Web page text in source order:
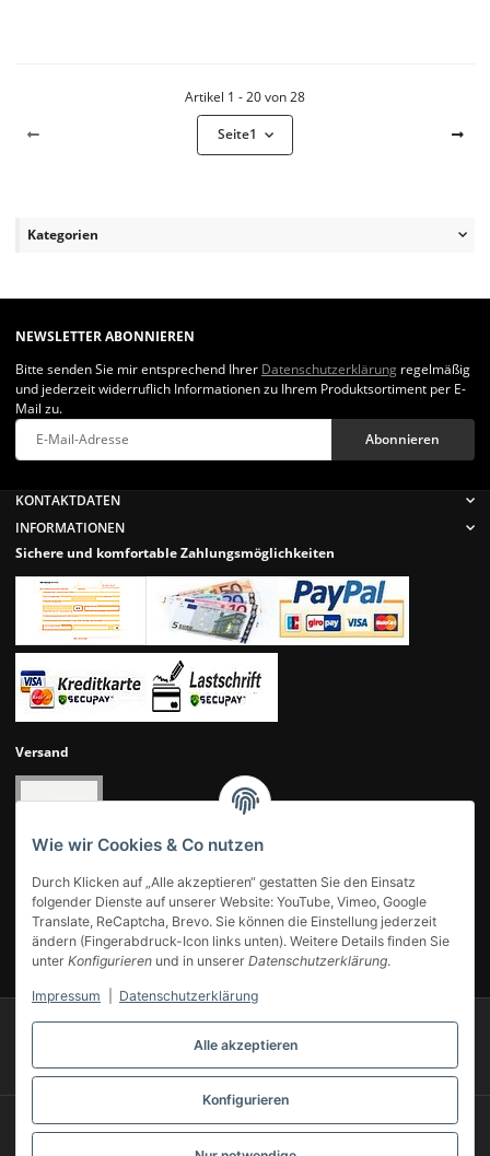
Alle akzeptieren
Konfigurieren
Wie wir Cookies & Co nutzen
Durch Klicken auf „Alle akzeptieren“ gestatten Sie den Einsatz
folgender Dienste auf unserer Website: YouTube, Vimeo, Google
Translate, ReCaptcha, Brevo. Sie können die Einstellung jederzeit
ändern (Fingerabdruck-Icon links unten). Weitere Details finden Sie
unter Konfigurieren und in unserer Datenschutzerklärung.
Impressum Datenschutzerklärung
Artikel 1 - 20 von 28
Seite1
Kategorien
KONTAKTDATEN
INFORMATIONEN
Sichere und komfortable Zahlungsmöglichkeiten
Versand
UNSERE KUNDENBEWERTUNGEN
NEWSLETTER ABONNIEREN
Bitte senden Sie mir entsprechend Ihrer Datenschutzerklärung regelmäßig
und jederzeit widerruflich Informationen zu Ihrem Produktsortiment per E-
Mail zu.
Abonnieren
© 2007-2025 Modellbahn Voigt
Besucherzähler: 14034364
Powered byJTL-Shop
** Gilt für Lieferungen innerhalb Deutschlands, Lieferzeiten für andere Länder